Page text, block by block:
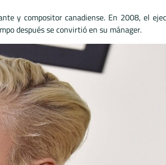
y compositor canadiense. En 2008, el
después se convirtió en su mánager.